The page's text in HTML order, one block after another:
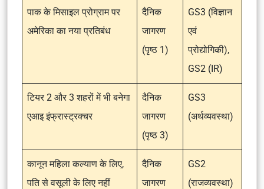
पाक के मिसाइल प्रोग्राम पर
अमेरिका का नया प्रतिबंध
दैनिक
जागरण
(पृष्ठ 1)
GS3 (विज्ञान
एवं
प्रोद्योगिकी),
GS2 (IR)
टियर 2 और 3 शहरों में भी बनेगा
एआइ इंफ्रास्ट्रक्चर
दैनिक
जागरण
(पृष्ठ 3)
GS3
(अर्थव्यवस्था)
कानून महिला कल्याण के लिए,
पति से वसूली के लिए नहीं
दैनिक
जागरण
GS2
(राजव्यवस्था)